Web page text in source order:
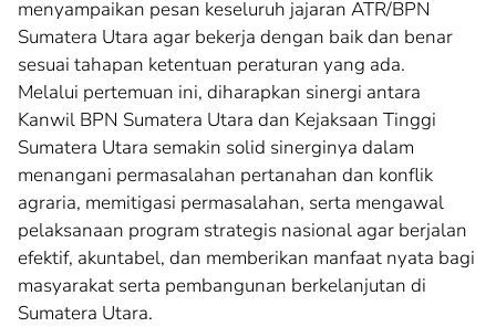
menyampaikan pesan keseluruh jajaran ATR/BPN
Sumatera Utara agar bekerja dengan baik dan benar
sesuai tahapan ketentuan peraturan yang ada.
Melalui pertemuan ini, diharapkan sinergi antara
Kanwil BPN Sumatera Utara dan Kejaksaan Tinggi
Sumatera Utara semakin solid sinerginya dalam
menangani permasalahan pertanahan dan konflik
agraria, memitigasi permasalahan, serta mengawal
pelaksanaan program strategis nasional agar berjalan
efektif, akuntabel, dan memberikan manfaat nyata bagi
masyarakat serta pembangunan berkelanjutan di
Sumatera Utara.